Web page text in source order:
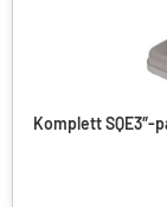
Komplett SQE3″-